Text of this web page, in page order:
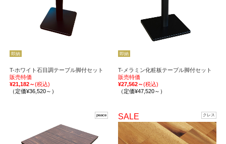
即納
T-ホワイト石目調テーブル脚付セット
販売特価
¥21,182～(税込)
（定価¥36,520～）
即納
T-メラミン化粧板テーブル脚付セット
販売特価
¥27,562～(税込)
（定価¥47,520～）
peace SALE クレス